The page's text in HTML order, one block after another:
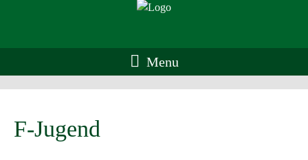
Menu
F-Jugend